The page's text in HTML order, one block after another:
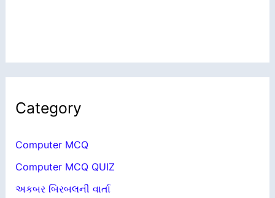
Category
Computer MCQ
Computer MCQ QUIZ
અકબર બિરબલની વાર્તા